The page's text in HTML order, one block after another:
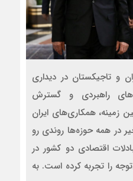
و تاجیکستان در دیداری
راهبردی و گسترش
زمینه، همکاری‌های ایران
در همه حوزه‌ها روندی رو
اقتصادی دو کشور در
را تجربه کرده است. به